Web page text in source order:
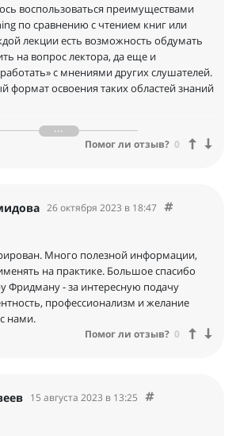
воспользоваться преимуществами
по сравнению с чтением книг или
лекции есть возможность обдумать
на вопрос лектора, да еще и
с мнениями других слушателей.
формат освоения таких областей знаний
месяца обучения! Планирую
следующих учебных модулей от
Помог ли отзыв? 0
26 октября 2023 в 18:47
Много полезной информации,
на практике. Большое спасибо
Фридману - за интересную подачу
профессионализм и желание
нами.
Помог ли отзыв? 0
15 августа 2023 в 13:25